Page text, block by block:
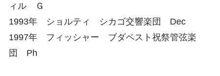
ィル Ｇ
1993年 ショルティ シカゴ交響楽団 Dec
1997年 フィッシャー ブダペスト祝祭管弦楽
団 Ph